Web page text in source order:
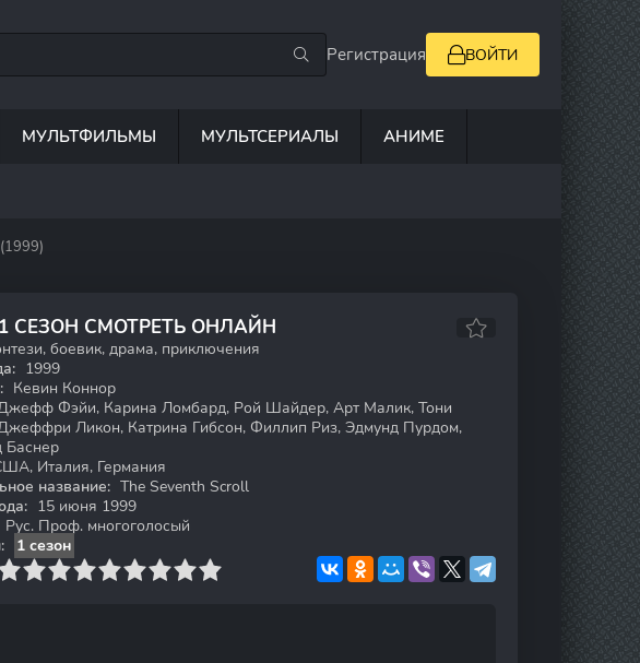
Регистрация ВОЙТИ
МУЛЬТФИЛЬМЫ МУЛЬТСЕРИАЛЫ АНИМЕ
СЕЗОН СМОТРЕТЬ ОНЛАЙН
боевик, драма, приключения
1999
Кевин Коннор
Фэйи, Карина Ломбард, Рой Шайдер, Арт Малик, Тони
Ликон, Катрина Гибсон, Филлип Риз, Эдмунд Пурдом,
Баснер
Италия, Германия
название: The Seventh Scroll
15 июня 1999
Рус. Проф. многоголосый
1 сезон
7 8 9 10